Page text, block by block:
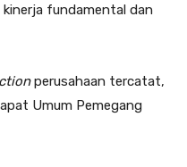
fundamental dan
perusahaan tercatat,
Umum Pemegang